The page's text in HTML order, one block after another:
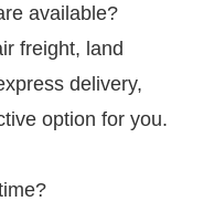
available?
freight, land
delivery,
option for you.